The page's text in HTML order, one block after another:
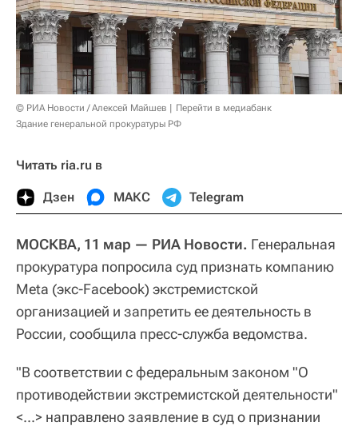
© РИА Новости / Алексей Майшев
Перейти в медиабанк
Здание генеральной прокуратуры РФ
Читать ria.ru в
Дзен МАКС Telegram
МОСКВА, 11 мар — РИА Новости. Генеральная
прокуратура попросила суд признать компанию
Meta (экс-Facebook) экстремистской
организацией и запретить ее деятельность в
России, сообщила пресс-служба ведомства.
"В соответствии с федеральным законом "О
противодействии экстремистской деятельности"
<...> направлено заявление в суд о признании